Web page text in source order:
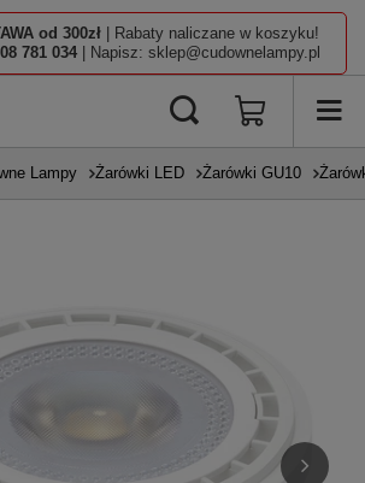
od 300zł | Rabaty naliczane w koszyku!
781 034 | Napisz: sklep@cudownelampy.pl
Lampy Żarówki LED Żarówki GU10